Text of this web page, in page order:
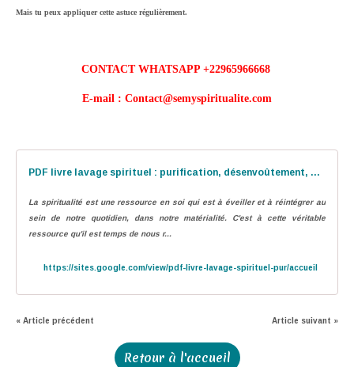
Mais tu peux appliquer cette astuce régulièrement.
CONTACT WHATSAPP +22965966668
E-mail : Contact@semyspiritualite.com
PDF livre lavage spirituel : purification, désenvoûtement, déblocage, financière
La spiritualité est une ressource en soi qui est à éveiller et à réintégrer au
sein de notre quotidien, dans notre matérialité. C'est à cette véritable
ressource qu'il est temps de nous r...
https://sites.google.com/view/pdf-livre-lavage-spirituel-pur/accueil
« Article précédent Article suivant »
Retour à l'accueil